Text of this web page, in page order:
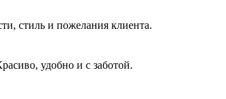
стиль и пожелания клиента.
удобно и с заботой.